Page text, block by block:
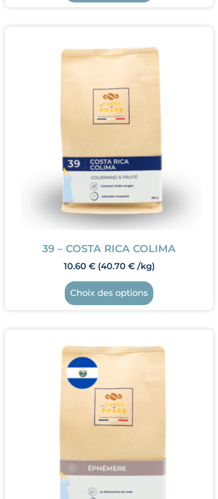
39 – COSTA RICA COLIMA
10.60 € (40.70 €/kg)
Choix des options